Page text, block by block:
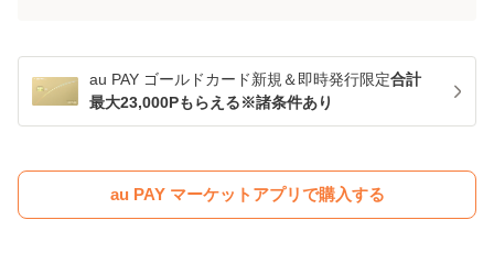
au PAY ゴールドカード新規＆即時発行限定合計
最大23,000Pもらえる※諸条件あり
au PAY マーケットアプリで購入する